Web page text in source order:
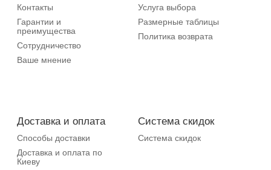
Контакты
Гарантии и
преимущества
Сотрудничество
Ваше мнение
Услуга выбора
Размерные таблицы
Политика возврата
Доставка и оплата
Способы доставки
Доставка и оплата по
Киеву
Система скидок
Система скидок